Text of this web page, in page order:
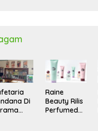
Di
Raine
Beauty Rilis
Perfumed